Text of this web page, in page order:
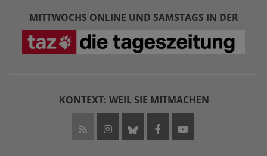
MITTWOCHS ONLINE UND SAMSTAGS IN DER
KONTEXT: WEIL SIE MITMACHEN